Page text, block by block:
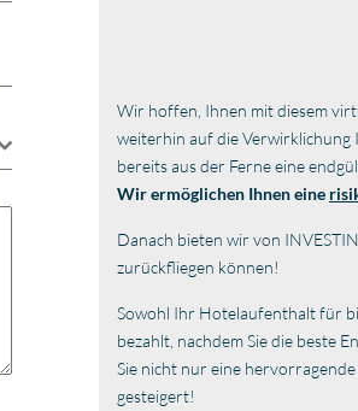
Wir hoffen, Ihnen mit diesem
weiterhin auf die
bereits aus der Ferne eine
Wir ermöglichen Ihnen eine
Danach bieten wir von
zurückfliegen können!
Sowohl Ihr Hotelaufenthalt für
bezahlt, nachdem Sie die beste
Sie nicht nur eine
gesteigert!